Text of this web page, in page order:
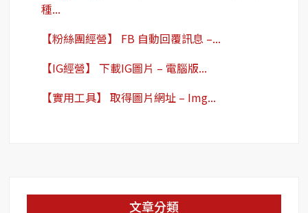
種...
【粉絲團經營】 FB 自動回覆訊息 –...
【IG經營】 下載IG圖片 – 電腦版...
【實用工具】 取得圖片網址 – Img...
文章分類